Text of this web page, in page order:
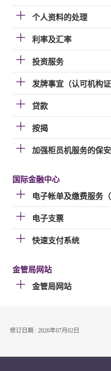
个人资料的处理
利率及汇率
投资服务
发牌事宜（认可机构证
贷款
按揭
加强柜员机服务的保
国际金融中心
电子帐单及缴费服务（
电子支票
快速支付系统
金管局网站
金管局网站
修订日期 : 2026年07月02日